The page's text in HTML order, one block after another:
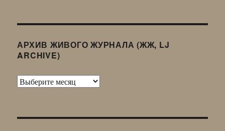
АРХИВ ЖИВОГО ЖУРНАЛА (ЖЖ, LJ
ARCHIVE)
Архив